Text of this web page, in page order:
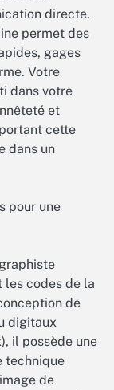
directe.
permet des
gages
Votre
dans votre
et
cette
dans un
pour une
codes de la
de
digitaux
il possède une
technique
de